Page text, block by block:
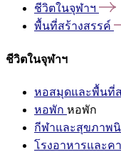
ชีวิตในจุฬาฯ
พื้นที่สร้างสรรค์
ชีวิตในจุฬาฯ
หอสมุดและพื้นที่
หอพัก หอพัก
กีฬาและสุขภาพ
โรงอาหารและคา